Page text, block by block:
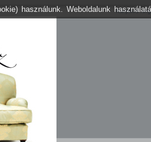
Kárpitos
használunk. Weboldalunk